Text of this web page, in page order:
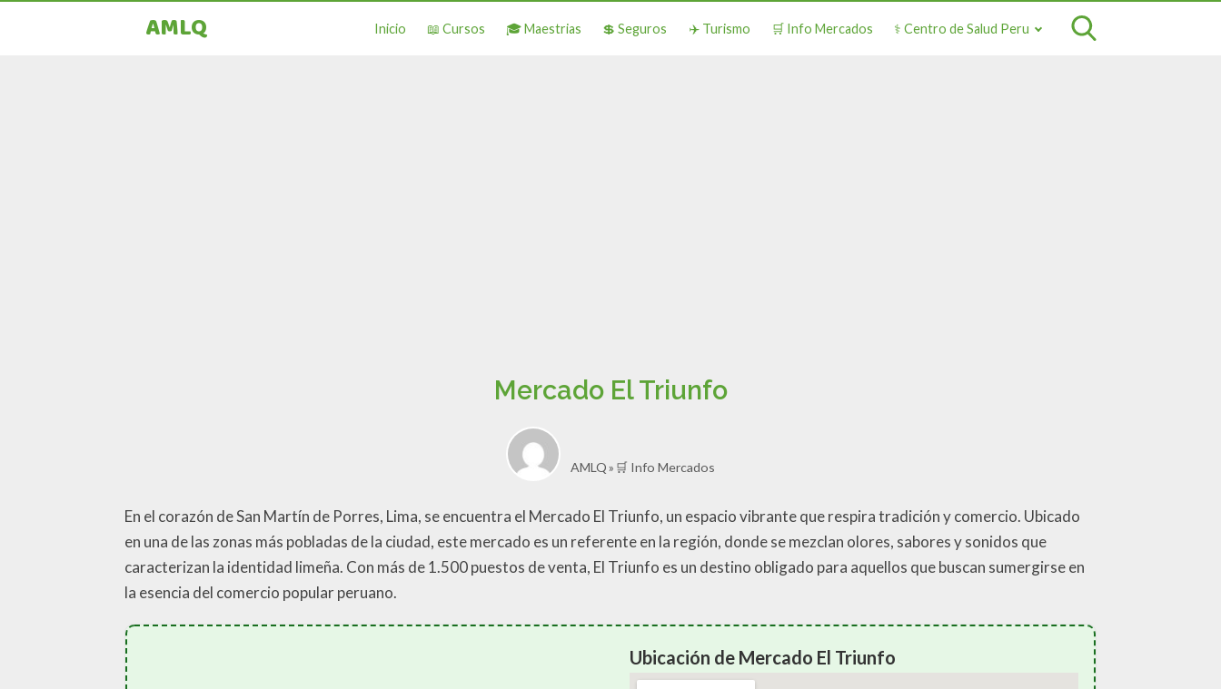
AMLQ Inicio 📖 Cursos 🎓 Maestrias 💲 Seguros ✈️ Turismo 🛒 Info Mercados ⚕️ Centro de Salud Peru
Mercado El Triunfo
AMLQ 🛒 Info Mercados
En el corazón de San Martín de Porres, Lima, se encuentra el Mercado El Triunfo, un espacio vibrante que respira tradición y comercio. Ubicado
en una de las zonas más pobladas de la ciudad, este mercado es un referente en la región, donde se mezclan olores, sabores y sonidos que
caracterizan la identidad limeña. Con más de 1.500 puestos de venta, El Triunfo es un destino obligado para aquellos que buscan sumergirse en
la esencia del comercio popular peruano.
Ubicación de Mercado El Triunfo